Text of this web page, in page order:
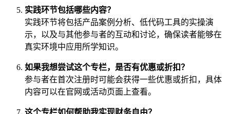
实践环节包括哪些内容？
实践环节将包括产品案例分析、低代码工具的实操演
示，以及与其他参与者的互动和讨论，确保读者能够在
真实环境中应用所学知识。
如果我想尝试这个专栏，是否有优惠或折扣？
参与者在首次注册时可能会获得一些优惠或折扣，具体
内容可以在官网或活动页面上查看。
这个专栏如何帮助我实现财务自由？